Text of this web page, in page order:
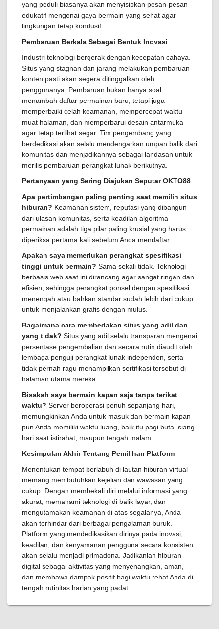
yang peduli biasanya akan menyisipkan pesan-pesan
edukatif mengenai gaya bermain yang sehat agar
lingkungan tetap kondusif.
Pembaruan Berkala Sebagai Bentuk Inovasi
Industri teknologi bergerak dengan kecepatan cahaya.
Situs yang stagnan dan jarang melakukan pembaruan
konten pasti akan segera ditinggalkan oleh
penggunanya. Pembaruan bukan hanya soal
menambah daftar permainan baru, tetapi juga
memperbaiki celah keamanan, mempercepat waktu
muat halaman, dan memperbarui desain antarmuka
agar tetap terlihat segar. Tim pengembang yang
berdedikasi akan selalu mendengarkan umpan balik dari
komunitas dan menjadikannya sebagai landasan untuk
merilis pembaruan perangkat lunak berikutnya.
Pertanyaan yang Sering Diajukan Seputar OKTO88
Apa pertimbangan paling penting saat memilih situs
hiburan? Keamanan sistem, reputasi yang dibangun
dari ulasan komunitas, serta keadilan algoritma
permainan adalah tiga pilar paling krusial yang harus
diperiksa pertama kali sebelum Anda mendaftar.
Apakah saya memerlukan perangkat spesifikasi
tinggi untuk bermain? Sama sekali tidak. Teknologi
berbasis web saat ini dirancang agar sangat ringan dan
efisien, sehingga perangkat ponsel dengan spesifikasi
menengah atau bahkan standar sudah lebih dari cukup
untuk menjalankan grafis dengan mulus.
Bagaimana cara membedakan situs yang adil dan
yang tidak? Situs yang adil selalu transparan mengenai
persentase pengembalian dan secara rutin diaudit oleh
lembaga penguji perangkat lunak independen, serta
tidak pernah ragu menampilkan sertifikasi tersebut di
halaman utama mereka.
Bisakah saya bermain kapan saja tanpa terikat
waktu? Server beroperasi penuh sepanjang hari,
memungkinkan Anda untuk masuk dan bermain kapan
pun Anda memiliki waktu luang, baik itu pagi buta, siang
hari saat istirahat, maupun tengah malam.
Kesimpulan Akhir Tentang Pemilihan Platform
Menentukan tempat berlabuh di lautan hiburan virtual
memang membutuhkan kejelian dan wawasan yang
cukup. Dengan membekali diri melalui informasi yang
akurat, memahami teknologi di balik layar, dan
mengutamakan keamanan di atas segalanya, Anda
akan terhindar dari berbagai pengalaman buruk.
Platform yang mendedikasikan dirinya pada inovasi,
keadilan, dan kenyamanan pengguna secara konsisten
akan selalu menjadi primadona. Jadikanlah hiburan
digital sebagai aktivitas yang menyenangkan, aman,
dan membawa dampak positif bagi waktu rehat Anda di
tengah rutinitas harian yang padat.